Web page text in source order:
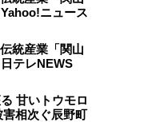
ニュース
伝統産業 「関山
テレNEWS
甘いトウモロ
相次ぐ辰野町